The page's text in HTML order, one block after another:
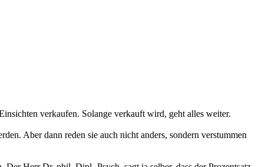
verkaufen. Solange verkauft wird, geht alles weiter.
Aber dann reden sie auch nicht anders, sondern verstummen